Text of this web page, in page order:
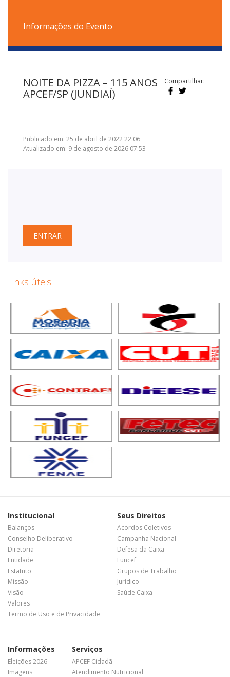
Informações do Evento
NOITE DA PIZZA – 115 ANOS
APCEF/SP (JUNDIAÍ)
Compartilhar:
Publicado em: 25 de abril de 2022 22:06
Atualizado em: 9 de agosto de 2026 07:53
ENTRAR
Links úteis
Institucional
Balanços
Conselho Deliberativo
Diretoria
Entidade
Estatuto
Missão
Visão
Valores
Termo de Uso e de Privacidade
Seus Direitos
Acordos Coletivos
Campanha Nacional
Defesa da Caixa
Funcef
Grupos de Trabalho
Jurídico
Saúde Caixa
Informações
Eleições 2026
Imagens
Serviços
APCEF Cidadã
Atendimento Nutricional